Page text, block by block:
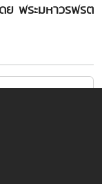
ย พระมหาวรพรต